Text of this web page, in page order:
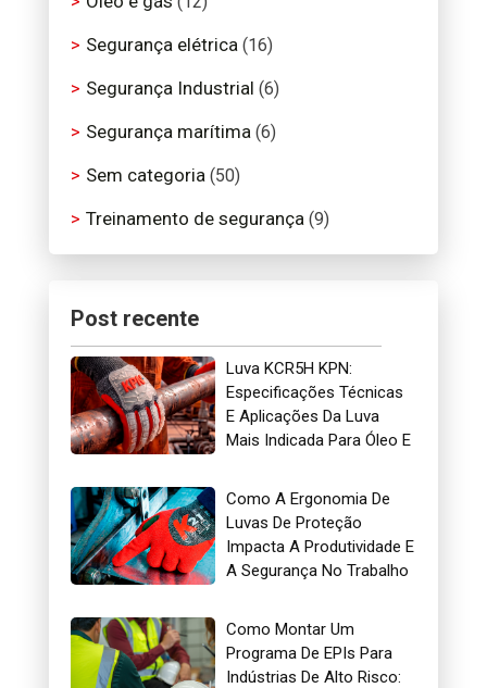
Segurança elétrica(16)
Segurança Industrial (6)
Segurança marítima(6)
Sem categoria(50)
Treinamento de segurança(9)
Post recente
Luva KCR5H KPN:
Especificações Técnicas
E Aplicações Da Luva
Mais Indicada Para Óleo E
Como A Ergonomia De
Luvas De Proteção
Impacta A Produtividade E
A Segurança No Trabalho
Como Montar Um
Programa De EPIs Para
Indústrias De Alto Risco: